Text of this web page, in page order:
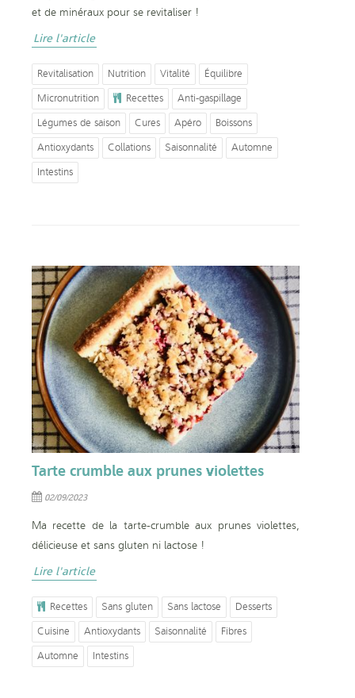
et de minéraux pour se revitaliser !
Lire l'article
Revitalisation Nutrition Vitalité
Équilibre
Micronutrition
Recettes
Anti-gaspillage
Légumes de saison
Cures Apéro
Boissons
Antioxydants
Collations Saisonnalité
Automne
Intestins
Tarte crumble aux prunes violettes
02/09/2023
Ma recette de la tarte-crumble aux prunes violettes,
délicieuse et sans gluten ni lactose !
Lire l'article
Recettes Sans gluten Sans lactose
Desserts
Cuisine
Antioxydants Saisonnalité
Fibres
Automne
Intestins